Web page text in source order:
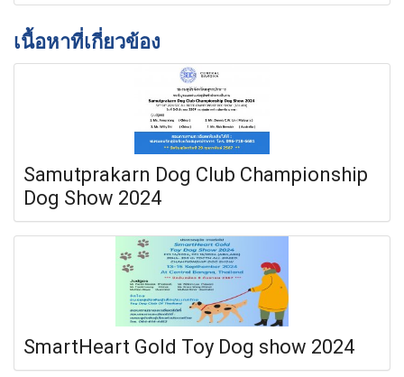
เนื้อหาที่เกี่ยวข้อง
Samutprakarn Dog Club Championship
Dog Show 2024
SmartHeart Gold Toy Dog show 2024